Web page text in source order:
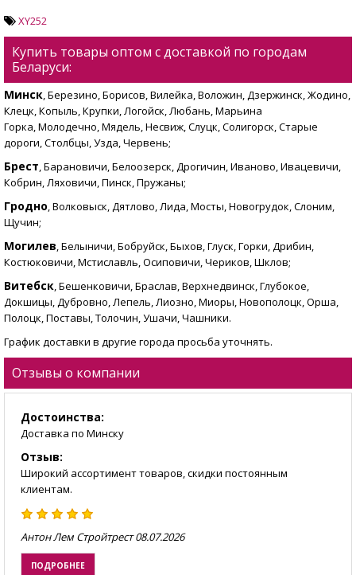
XY252
Купить товары оптом с доставкой по городам
Беларуси:
Минск, Березино, Борисов, Вилейка, Воложин, Дзержинск, Жодино,
Клецк, Копыль, Крупки, Логойск, Любань, Марьина
Горка, Молодечно, Мядель, Несвиж, Слуцк, Солигорск, Старые
дороги, Столбцы, Узда, Червень;
Брест, Барановичи, Белоозерск, Дрогичин, Иваново, Ивацевичи,
Кобрин, Ляховичи, Пинск, Пружаны;
Гродно, Волковыск, Дятлово, Лида, Мосты, Новогрудок, Слоним,
Щучин;
Могилев, Белыничи, Бобруйск, Быхов, Глуск, Горки, Дрибин,
Костюковичи, Мстиславль, Осиповичи, Чериков, Шклов;
Витебск, Бешенковичи, Браслав, Верхнедвинск, Глубокое,
Докшицы, Дубровно, Лепель, Лиозно, Миоры, Новополоцк, Орша,
Полоцк, Поставы, Толочин, Ушачи, Чашники.
График доставки в другие города просьба уточнять.
Отзывы о компании
Достоинства:
Доставка по Минску
Отзыв:
Широкий ассортимент товаров, скидки постоянным
клиентам.
Антон Лем Стройтрест 08.07.2026
ПОДРОБНЕЕ